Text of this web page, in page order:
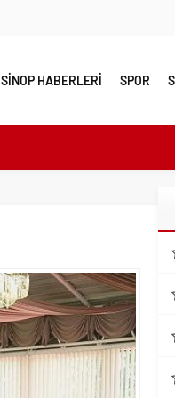
SİNOP HABERLERİ SPOR